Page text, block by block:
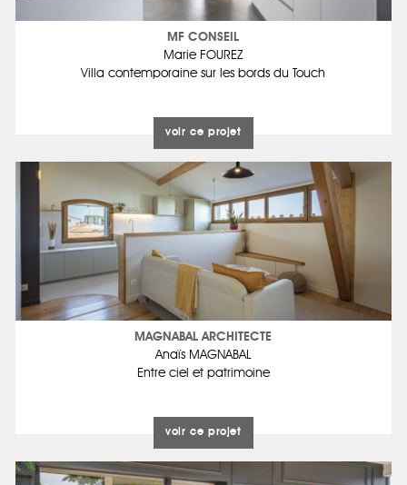
MF CONSEIL
Marie FOUREZ
Villa contemporaine sur les bords du Touch
voir ce projet
MAGNABAL ARCHITECTE
Anaïs MAGNABAL
Entre ciel et patrimoine
voir ce projet